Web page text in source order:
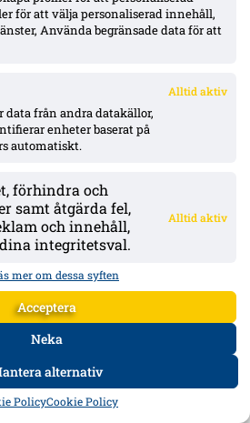
för att välja personaliserad innehåll,
Använda begränsade data för att
Alltid aktiv
från andra datakällor,
enheter baserat på
automatiskt.
förhindra och
samt åtgärda fel,
och innehåll,
integritetsval.
Alltid aktiv
mer om dessa syften
Acceptera
Neka
alternativ
PolicyCookie Policy
ned mer aktivitet och lämnar
Hahn. Hyllar Filip Manojlovic,
Nana närmar sig – och förklarar Joel
är borta "av en anledning".
Norrköping – nyförvärvet Agbejoye
FORUM